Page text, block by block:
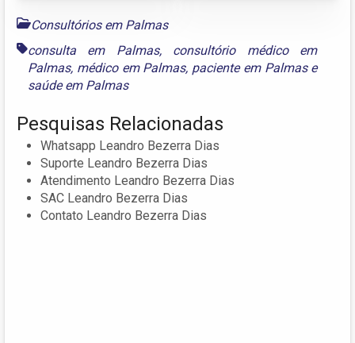
Consultórios em Palmas
consulta em Palmas, consultório médico em
Palmas, médico em Palmas, paciente em Palmase
saúde em Palmas
Pesquisas Relacionadas
Whatsapp Leandro Bezerra Dias
Suporte Leandro Bezerra Dias
Atendimento Leandro Bezerra Dias
SAC Leandro Bezerra Dias
Contato Leandro Bezerra Dias